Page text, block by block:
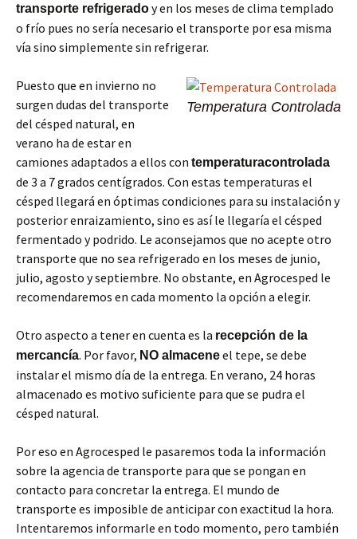
transporte refrigeradoy en los meses de clima templado
o frío pues no sería necesario el transporte por esa misma
vía sino simplemente sin refrigerar.
Temperatura Controlada
Puesto que en invierno no
surgen dudas del transporte
del césped natural, en
verano ha de estar en
camiones adaptados a ellos con temperaturacontrolada
de 3 a 7 grados centígrados. Con estas temperaturas el
césped llegará en óptimas condiciones para su instalación y
posterior enraizamiento, sino es así le llegaría el césped
fermentado y podrido. Le aconsejamos que no acepte otro
transporte que no sea refrigerado en los meses de junio,
julio, agosto y septiembre. No obstante, en Agrocesped le
recomendaremos en cada momento la opción a elegir.
Otro aspecto a tener en cuenta es la recepción de la
mercancía. Por favor, NO almaceneel tepe, se debe
instalar el mismo día de la entrega. En verano, 24 horas
almacenado es motivo suficiente para que se pudra el
césped natural.
Por eso en Agrocesped le pasaremos toda la información
sobre la agencia de transporte para que se pongan en
contacto para concretar la entrega. El mundo de
transporte es imposible de anticipar con exactitud la hora.
Intentaremos informarle en todo momento, pero también